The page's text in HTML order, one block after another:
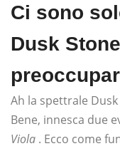
Ci sono
Dusk
Ah la spettrale
Bene, innesca due
Viola . Ecco come